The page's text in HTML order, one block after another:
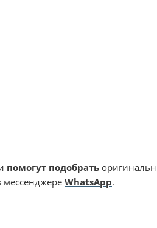
помогут подобрать
мессенджере WhatsApp.